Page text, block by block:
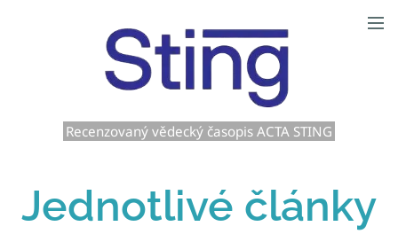
Recenzovaný vědecký časopis ACTA STING
Jednotlivé články